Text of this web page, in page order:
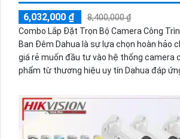
6,032,000 ₫
8,400,000 ₫
Combo Lắp Đặt Trọn Bộ Camera Công
Ban Đêm Dahua là sự lựa chọn hoàn hảo
giá rẻ muốn đầu tư vào hệ thống camera
phẩm từ thương hiệu uy tín Dahua đáp
này còn được trang bị chức năng thu âm,
chỉ hình ảnh mà còn cả âm thanh trong
Lắp đặt và sử dụng dễ dàng, người dùng
xa thông qua điện thoại một cách thuận